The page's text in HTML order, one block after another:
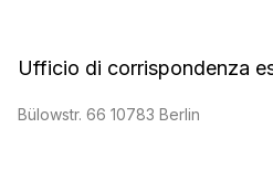
Ufficio di corrispondenza
Bülowstr. 66 10783 Berlin